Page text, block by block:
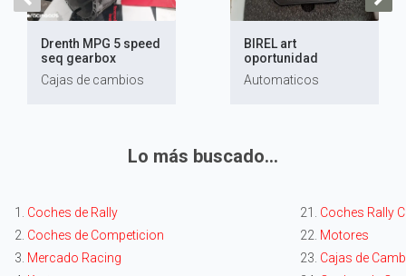
Drenth MPG 5 speed
seq gearbox
Cajas de cambios
BIREL art
oportunidad
Automaticos
Lo más buscado...
1. Coches de Rally 21. Coches Rally
2. Coches de Competicion 22. Motores
3. Mercado Racing 23. Cajas de